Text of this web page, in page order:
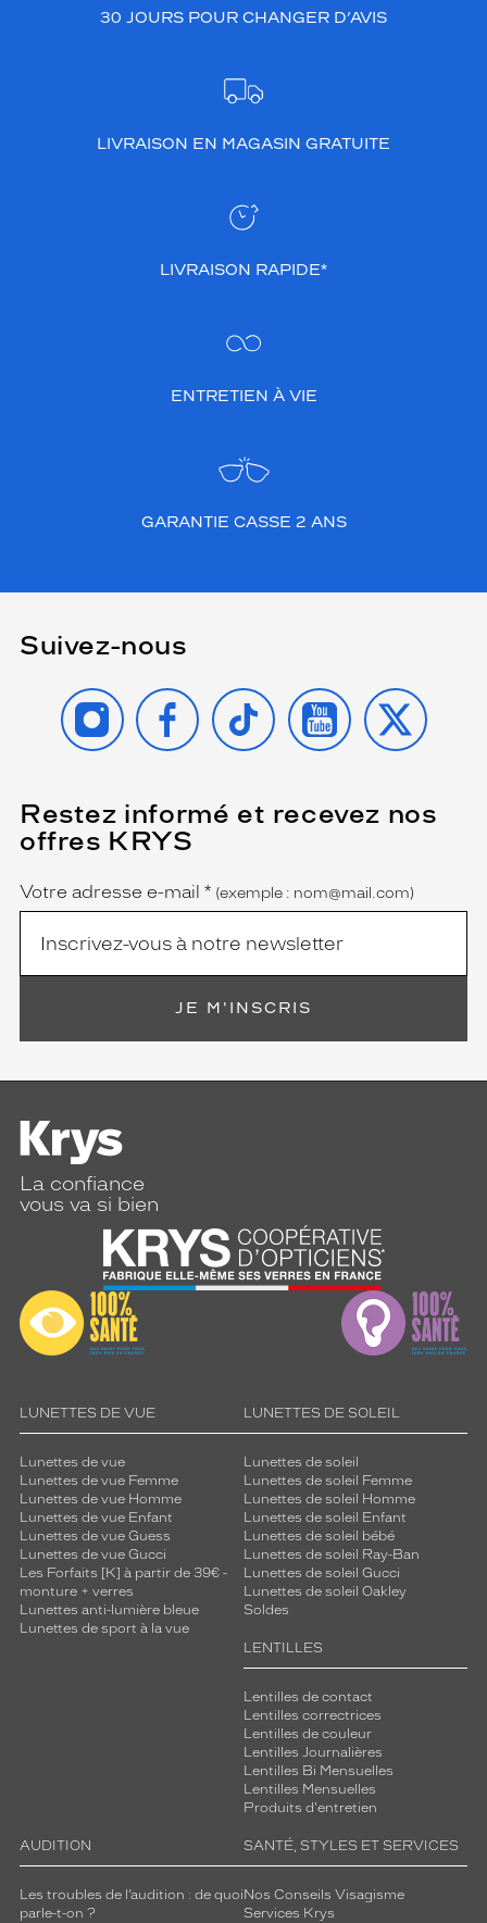
30 JOURS POUR CHANGER D’AVIS
LIVRAISON EN MAGASIN GRATUITE
LIVRAISON RAPIDE*
ENTRETIEN À VIE
GARANTIE CASSE 2 ANS
Suivez-nous
INSTAGRAMFACEBOOK
TIKTOK YOUTUBE
X
Restez informé et recevez nos
offres KRYS
Name
Votre adresse e-mail *
(Ce
champ
est
(exemple : nom@mail.com)
JE M'INSCRIS
La confiance
vous va si bien
LUNETTES DE VUE
Lunettes de vue
Lunettes de vue Femme
Lunettes de vue Homme
Lunettes de vue Enfant
Lunettes de vue Guess
Lunettes de vue Gucci
Les Forfaits [K] à partir de 39€ -
monture + verres
Lunettes anti-lumière bleue
Lunettes de sport à la vue
LUNETTES DE SOLEIL
Lunettes de soleil
Lunettes de soleil Femme
Lunettes de soleil Homme
Lunettes de soleil Enfant
Lunettes de soleil bébé
Lunettes de soleil Ray-Ban
Lunettes de soleil Gucci
Lunettes de soleil Oakley
Soldes
LENTILLES
Lentilles de contact
Lentilles correctrices
Lentilles de couleur
Lentilles Journalières
Lentilles Bi Mensuelles
Lentilles Mensuelles
Produits d'entretien
AUDITION
Les troubles de l’audition : de quoi
parle-t-on ?
SANTÉ, STYLES ET SERVICES
Nos Conseils Visagisme
Services Krys